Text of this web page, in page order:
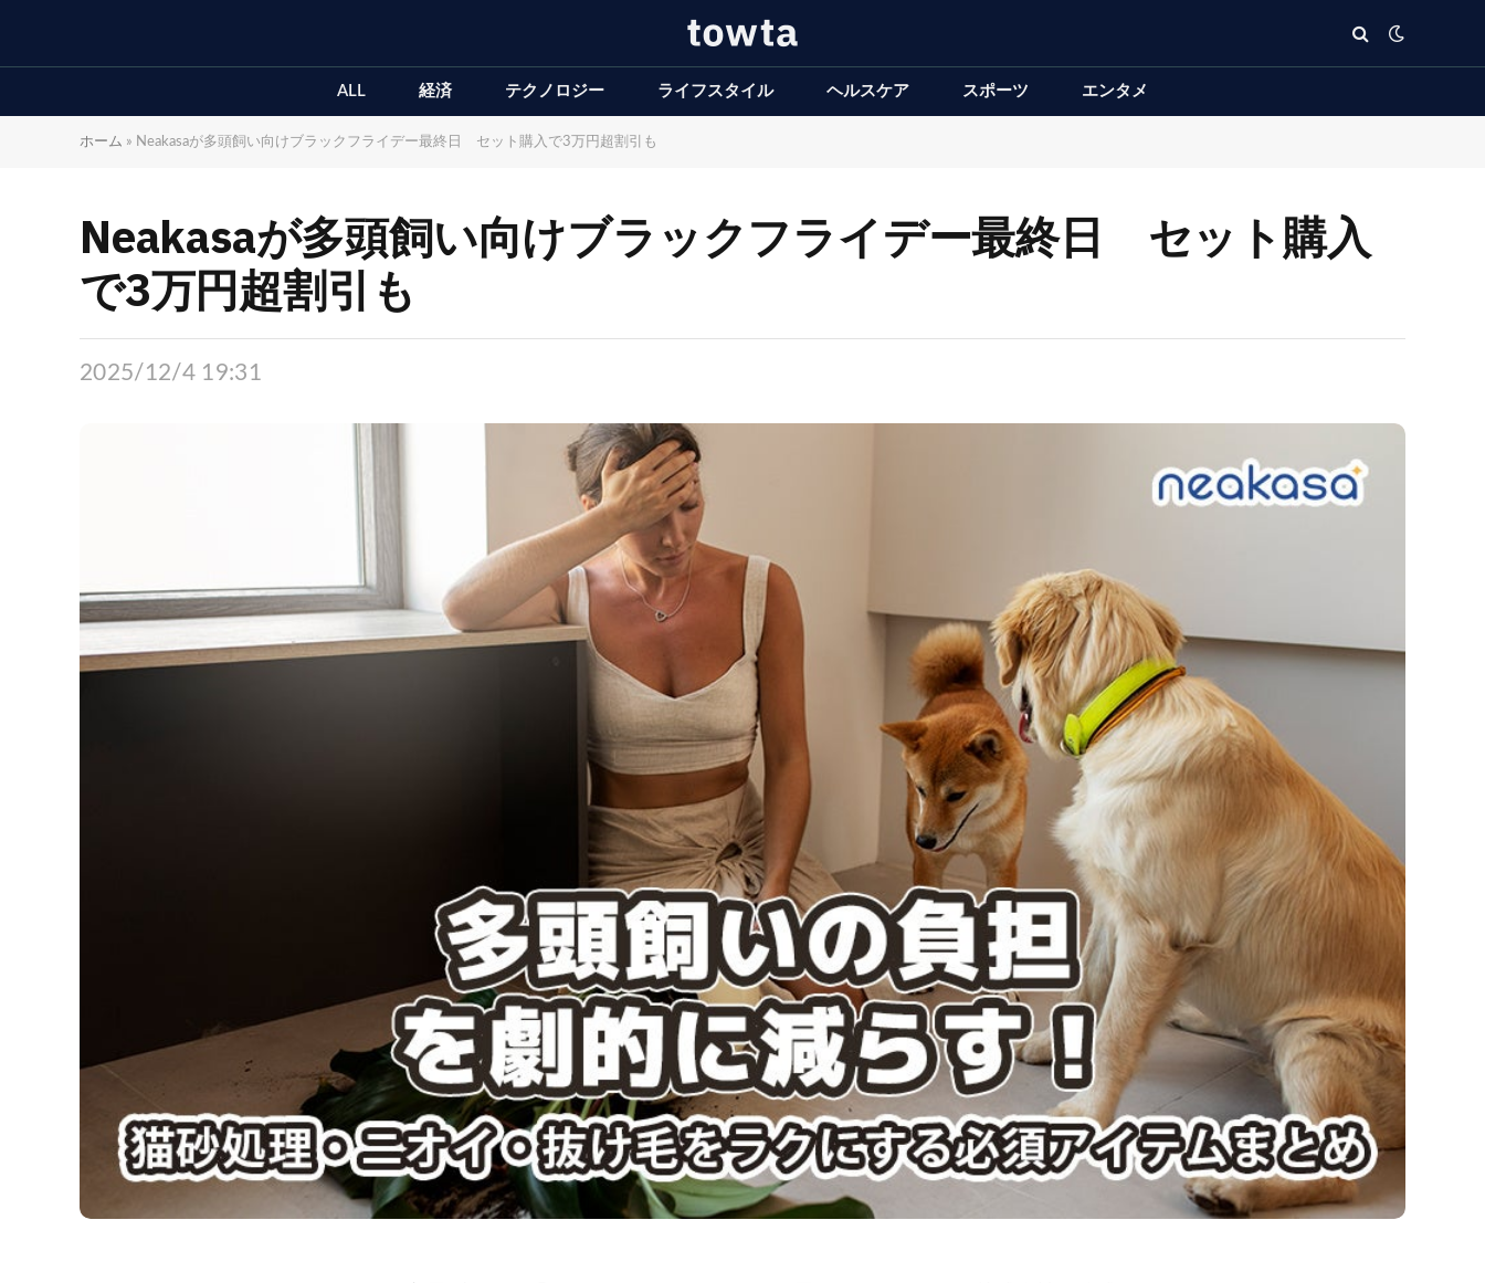
ALL 経済 テクノロジー ライフスタイル ヘルスケア スポーツ エンタメ
ホーム » Neakasaが多頭飼い向けブラックフライデー最終日 セット購入で3万円超割引も
Neakasaが多頭飼い向けブラックフライデー最終日 セット購入
で3万円超割引も
2025/12/4 19:31